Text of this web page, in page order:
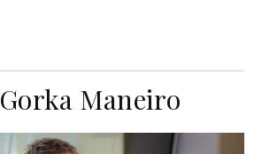
Gorka Maneiro